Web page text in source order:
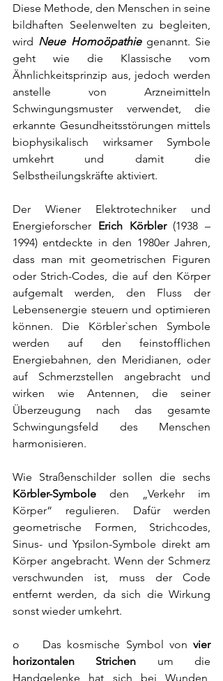
Diese Methode, den Menschen in seine
bildhaften Seelenwelten zu begleiten,
wird Neue Homoöpathie genannt. Sie
geht wie die Klassische vom
Ähnlichkeitsprinzip aus, jedoch werden
anstelle von Arzneimitteln
Schwingungsmuster verwendet, die
erkannte Gesundheitsstörungen mittels
biophysikalisch wirksamer Symbole
umkehrt und damit die
Selbstheilungskräfte aktiviert.
Der Wiener Elektrotechniker und
Energieforscher Erich Körbler (1938 –
1994) entdeckte in den 1980er Jahren,
dass man mit geometrischen Figuren
oder Strich-Codes, die auf den Körper
aufgemalt werden, den Fluss der
Lebensenergie steuern und optimieren
können. Die Körbler`schen Symbole
werden auf den feinstofflichen
Energiebahnen, den Meridianen, oder
auf Schmerzstellen angebracht und
wirken wie Antennen, die seiner
Überzeugung nach das gesamte
Schwingungsfeld des Menschen
harmonisieren.
Körbler-Symbole den „Verkehr im
Körper“ regulieren. Dafür werden
geometrische Formen, Strichcodes,
Sinus- und Ypsilon-Symbole direkt am
Körper angebracht. Wenn der Schmerz
verschwunden ist, muss der Code
entfernt werden, da sich die Wirkung
sonst wieder umkehrt.
o    Das kosmische Symbol von vier
horizontalen Strichen um die
Handgelenke hat sich bei Wunden,